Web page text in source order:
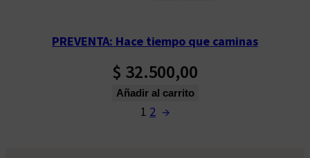
PREVENTA: Hace tiempo que caminas
$ 32.500,00
Añadir al carrito
1 2 →